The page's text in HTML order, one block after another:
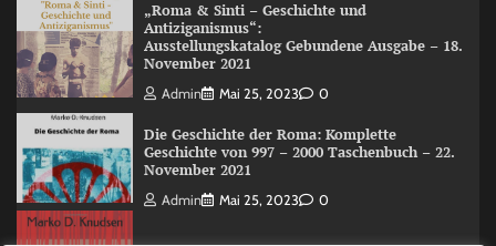
„Roma & Sinti – Geschichte und
Antiziganismus“:
Ausstellungskatalog Gebundene Ausgabe – 18.
November 2021
Admin Mai 25, 2023 0
Die Geschichte der Roma: Komplette
Geschichte von 997 – 2000 Taschenbuch – 22.
November 2021
Admin Mai 25, 2023 0